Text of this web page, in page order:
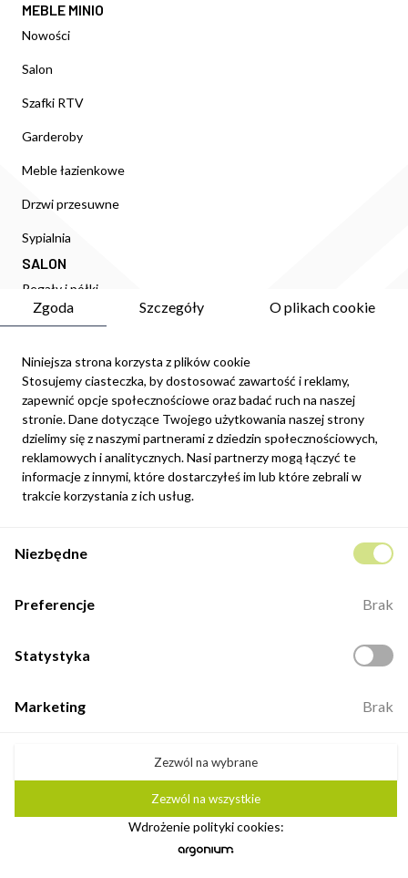
MEBLE MINIO
Nowości
Salon
Szafki RTV
Garderoby
Meble łazienkowe
Drzwi przesuwne
Sypialnia
SALON
Regały i półki
Witryny
Meblościanki
Komody
Stoły i stoliki
SYPIALNIA
Stoliki nocne
Łóżka
Produkty ulubione
Zgoda Szczegóły O plikach cookie
Niniejsza strona korzysta z plików cookie
Stosujemy ciasteczka, by dostosować zawartość i reklamy,
zapewnić opcje społecznościowe oraz badać ruch na naszej
stronie. Dane dotyczące Twojego użytkowania naszej strony
dzielimy się z naszymi partnerami z dziedzin społecznościowych,
reklamowych i analitycznych. Nasi partnerzy mogą łączyć te
informacje z innymi, które dostarczyłeś im lub które zebrali w
trakcie korzystania z ich usług.
Niezbędne
Preferencje Brak
Statystyka
Marketing Brak
Wdrożenie polityki cookies:
Zezwól na wybrane
Zezwól na wszystkie